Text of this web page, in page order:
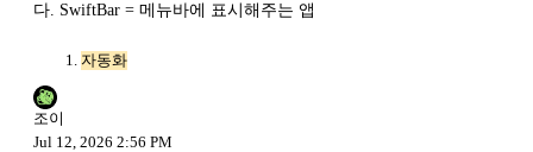
다. SwiftBar = 메뉴바에 표시해주는 앱
자동화
조이
Jul 12, 2026 2:56 PM